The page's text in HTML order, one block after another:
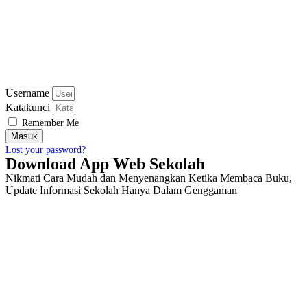
Username
Katakunci
Remember Me
Masuk
Lost your password?
Download App Web Sekolah
Nikmati Cara Mudah dan Menyenangkan Ketika Membaca Buku,
Update Informasi Sekolah Hanya Dalam Genggaman